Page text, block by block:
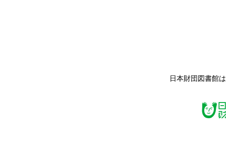
日本財団図書館